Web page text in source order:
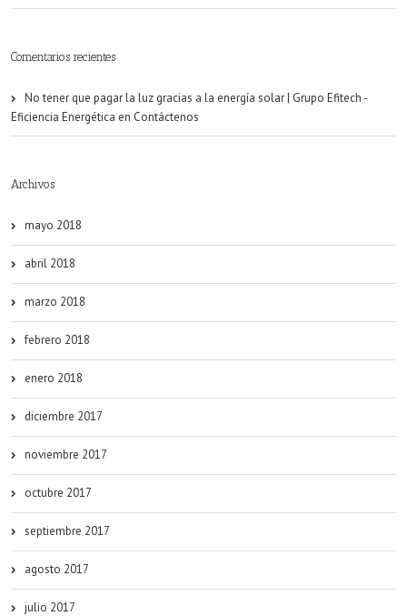
Comentarios recientes
No tener que pagar la luz gracias a la energía solar | Grupo Efitech -
Eficiencia Energética en Contáctenos
Archivos
mayo 2018
abril 2018
marzo 2018
febrero 2018
enero 2018
diciembre 2017
noviembre 2017
octubre 2017
septiembre 2017
agosto 2017
julio 2017